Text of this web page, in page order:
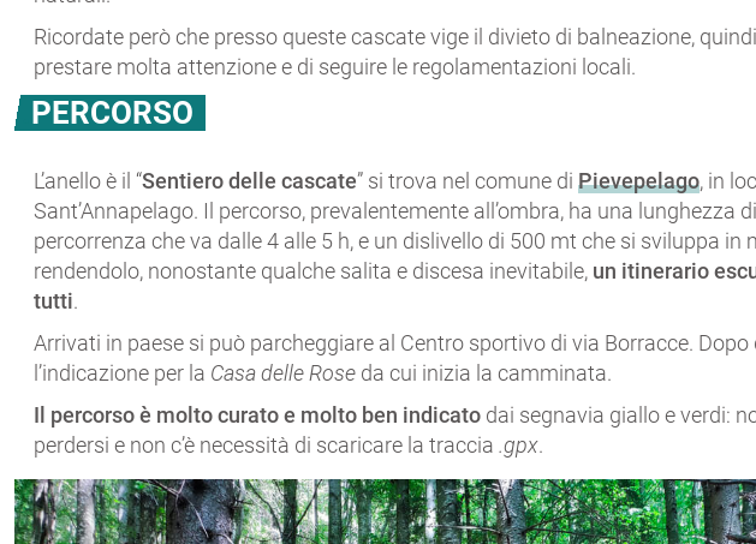
Ricordate però che presso queste cascate vige il divieto di balneazione,
prestare molta attenzione e di seguire le regolamentazioni locali.
PERCORSO
L’anello è il “Sentiero delle cascate” si trova nel comune diPievepelago, in
Sant’Annapelago. Il percorso, prevalentemente all’ombra, ha una lunghezza
percorrenza che va dalle 4 alle 5 h, e un dislivello di 500 mt che si sviluppa in
rendendolo, nonostante qualche salita e discesa inevitabile, un itinerario
tutti.
Arrivati in paese si può parcheggiare al Centro sportivo di via Borracce.
l’indicazione per la Casa delle Rose da cui inizia la camminata.
Il percorso è molto curato e molto ben indicato dai segnavia giallo e verdi:
perdersi e non c’è necessità di scaricare la traccia .gpx.